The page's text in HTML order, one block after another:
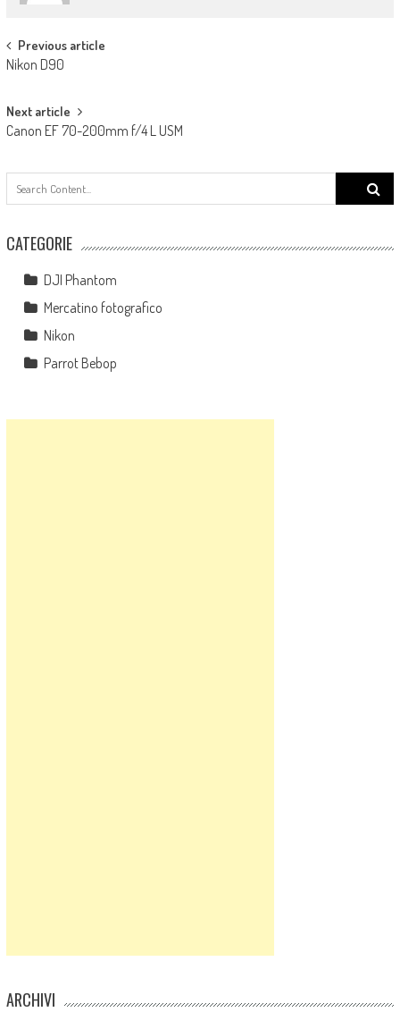
Post navigation
Previous article
Nikon D90
Next article
Canon EF 70-200mm f/4 L USM
Search
for:
CATEGORIE
DJI Phantom
Mercatino fotografico
Nikon
Parrot Bebop
ARCHIVI